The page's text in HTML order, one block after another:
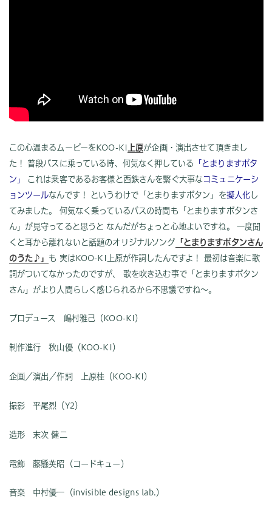
この心温まるムービーをKOO-KI 上原が企画・演出させて頂きまし
た！ 普段バスに乗っている時、何気なく押している 「とまりますボタ
ン」 これは乗客であるお客様と西鉄さんを繫ぐ大事な コミュニケーシ
ョンツールなんです！ というわけで「とまりますボタン」を擬人化し
てみました。
何気なく乗っているバスの時間も「とまりますボタンさ
ん」が見守ってると思うと なんだがちょっと心地よいですね。
一度聞
くと耳から離れないと話題のオリジナルソング 「とまりますボタンさん
のうた♪」 も 実はKOO-KI 上原が作詞したんですよ！ 最初は音楽に歌
詞がついてなかったのですが、
歌を吹き込む事で「とまりますボタン
さん」がより人間らしく感じられるから不思議ですね～。
プロデュース 嶋村雅己（KOO-KI）
制作進行 秋山優（KOO-KI）
企画／演出／作詞 上原桂（KOO-KI）
撮影 平尾烈（Y2）
造形 末次 健二
電飾 藤懸英昭（コードキュー）
音楽 中村優一（invisible designs lab.）